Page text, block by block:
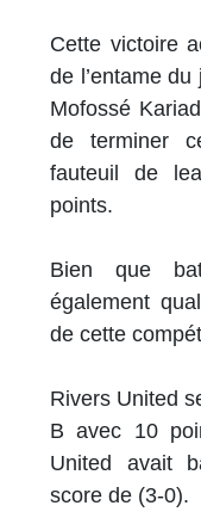
Cette victoire
de l’entame
Mofossé
de terminer
fauteuil de
points.
Bien que
également
de cette
Rivers United
B avec 10
United avait
score de (3-0).